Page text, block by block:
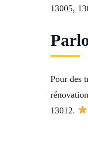
13005,
Pour des
13012.